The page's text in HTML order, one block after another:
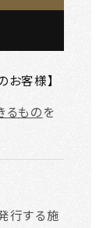
お客様】
るものを
行する施